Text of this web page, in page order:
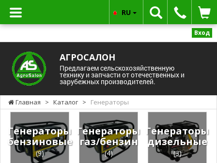
Вход
АГРОСАЛОН
Предлагаем сельскохозяйственную
технику и запчасти от отечественных и
зарубежных производителей.
RU
Главная > Каталог > Генераторы
Генераторы
бензиновые
(9)
Генераторы
газ/бензин
(4)
Генераторы
дизельные
(3)